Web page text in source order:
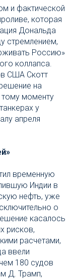
и фактической
которая
Дональда
стремлением,
Россию»
коллапса.
США Скотт
на
тому моменту
у
апреля
временную
Индии в
нефть, уже
о
касалось
рисков,
расчетами,
ввели
180 судов
Д. Трамп,